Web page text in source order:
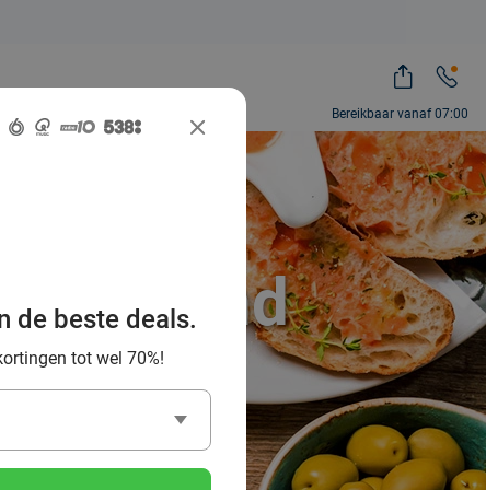
Bereikbaar vanaf 07:00
Land
de beste deals.
tot wel 70%!